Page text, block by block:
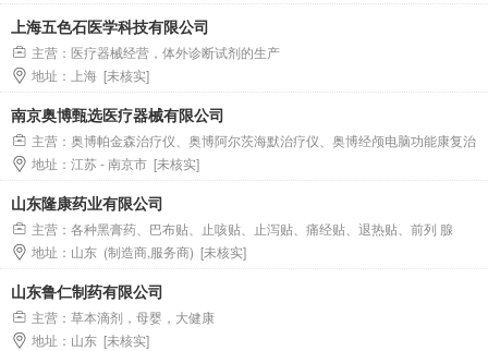
上海五色石医学科技有限公司
主营：医疗器械经营，体外诊断试剂的生产
地址：上海 [未核实]
南京奥博甄选医疗器械有限公司
主营：奥博帕金森治疗仪、奥博阿尔茨海默治疗仪、奥博经颅电脑功能康复治
疗仪地址：江苏 - 南京市 [未核实]
山东隆康药业有限公司
主营：各种黑膏药、巴布贴、止咳贴、止泻贴、痛经贴、退热贴、前列 腺
贴、乳腺贴、鸡眼贴、足贴、艾叶贴、生姜贴、膝盖贴、腰椎贴、三伏贴、减肥
草本肚脐精油150款种类（小儿脾胃调理、男性体质调理、女性调理、各类慢性
病体质调理等）。
地址：山东 (制造商,服务商) [未核实]
山东鲁仁制药有限公司
主营：草本滴剂，母婴，大健康
地址：山东 [未核实]